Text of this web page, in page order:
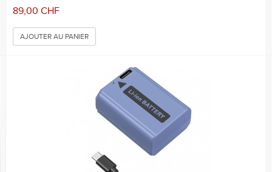
89,00 CHF
AJOUTER AU PANIER